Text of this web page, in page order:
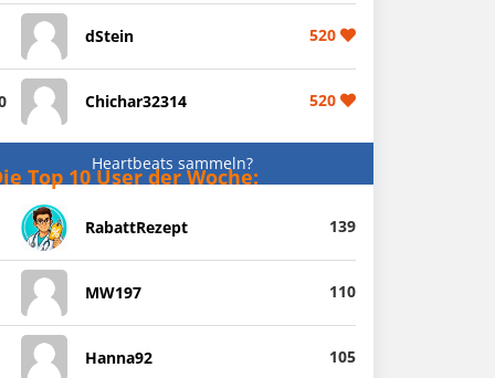
dStein 520
Chichar32314 520
Heartbeats sammeln?
Top 10 User der Woche:
RabattRezept 139
MW197 110
Hanna92 105